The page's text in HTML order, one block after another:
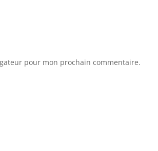
pour mon prochain commentaire.